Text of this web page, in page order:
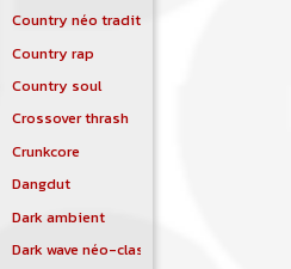
Country néo traditionnelle
Country rap
Country soul
Crossover thrash
Crunkcore
Dangdut
Dark ambient
Dark wave néo-classique